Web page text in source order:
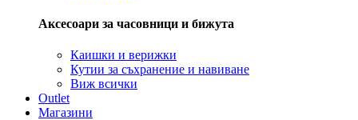
Аксесоари за часовници и бижута
Каишки и верижки
Кутии за съхранение и навиване
Виж всички
Outlet
Магазини